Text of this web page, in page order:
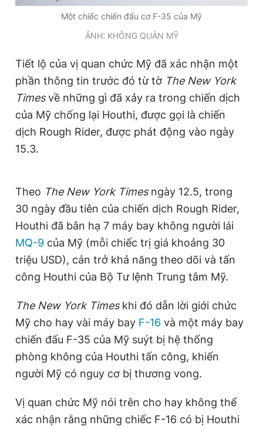
Liên hệ quảng cáo
0908 780 404
Đặt báo Quảng cáo RSS Tòa soạn Chính sách bảo
Tổng biên tập: Nguyễn Ngọc Toàn
Phó tổng biên tập thường trực: Hải Thành
Phó tổng biên tập: Lâm Hiếu Dũng
Phó tổng biên tập: Trần Việt Hưng
Tổng thư ký tòa soạn: Đức Trung
Giấy phép xuất bản số 110/GP - BTTTT cấp ngày 24.3.2020
© 2003-2026 Bản quyền thuộc về Báo Thanh Niên. Cấm sao
Một chiếc chiến đấu cơ F-35 của Mỹ
ẢNH: KHÔNG QUÂN MỸ
Tiết lộ của vị quan chức Mỹ đã xác nhận một
phần thông tin trước đó từ tờ The New York
Timesvề những gì đã xảy ra trong chiến dịch
của Mỹ chống lại Houthi, được gọi là chiến
dịch Rough Rider, được phát động vào ngày
15.3.
Theo The New York Timesngày 12.5, trong
30 ngày đầu tiên của chiến dịch Rough Rider,
Houthi đã bắn hạ 7 máy bay không người lái
MQ-9 của Mỹ (mỗi chiếc trị giá khoảng 30
triệu USD), cản trở khả năng theo dõi và tấn
công Houthi của Bộ Tư lệnh Trung tâm Mỹ.
The New York Timeskhi đó dẫn lời giới chức
Mỹ cho hay vài máy bay F-16 và một máy bay
chiến đấu F-35 của Mỹ suýt bị hệ thống
phòng không của Houthi tấn công, khiến
người Mỹ có nguy cơ bị thương vong.
Vị quan chức Mỹ nói trên cho hay không thể
xác nhận rằng những chiếc F-16 có bị Houthi